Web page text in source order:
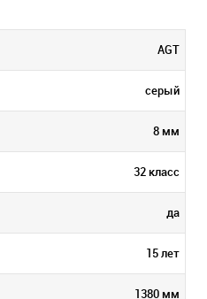
AGT
серый
8 мм
32 класс
да
15 лет
1380 мм